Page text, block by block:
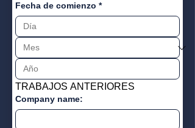
Fecha de comienzo *
TRABAJOS ANTERIORES
Company name: